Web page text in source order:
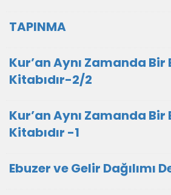
TAPINMA
Kur’an Aynı Zamanda Bir
Kitabıdır-2/2
Kur’an Aynı Zamanda Bir
Kitabıdır -1
Ebuzer ve Gelir Dağılımı